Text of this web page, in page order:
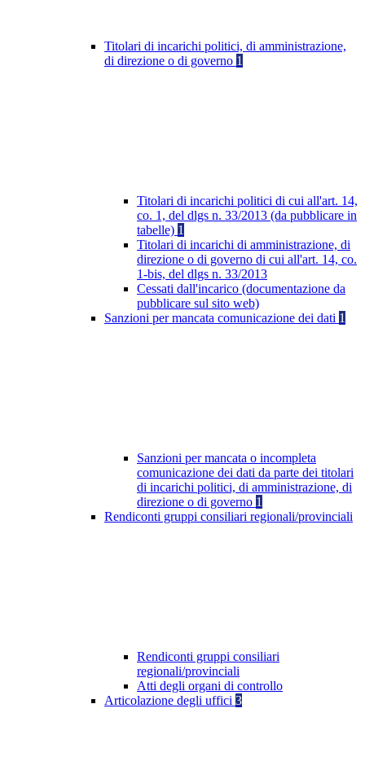
Titolari di incarichi politici, di amministrazione,
di direzione o di governo 1
Titolari di incarichi politici di cui all'art. 14,
co. 1, del dlgs n. 33/2013 (da pubblicare in
tabelle) 1
Titolari di incarichi di amministrazione, di
direzione o di governo di cui all'art. 14, co.
1-bis, del dlgs n. 33/2013
Cessati dall'incarico (documentazione da
pubblicare sul sito web)
Sanzioni per mancata comunicazione dei dati 1
Sanzioni per mancata o incompleta
comunicazione dei dati da parte dei titolari
di incarichi politici, di amministrazione, di
direzione o di governo 1
Rendiconti gruppi consiliari regionali/provinciali
Rendiconti gruppi consiliari
regionali/provinciali
Atti degli organi di controllo
Articolazione degli uffici 3